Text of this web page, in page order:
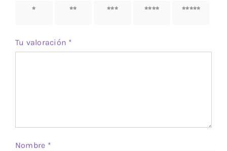
1 de 5
2 de 5
3 de 5
4 de 5
5 de 5
Tu valoración *
Nombre *